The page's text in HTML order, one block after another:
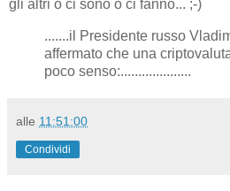
gli altri o ci sono o ci fanno... ;-)
.......il Presidente russo
affermato che una
poco senso:....................
alle 11:51:00
Condividi